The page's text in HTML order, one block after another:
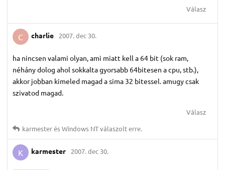
Válasz
C charlie 2007. dec 30.
ha nincsen valami olyan, ami miatt kell a 64 bit (sok ram,
néhány dolog ahol sokkalta gyorsabb 64bitesen a cpu, stb.),
akkor jobban kimeled magad a sima 32 bitessel. amugy csak
szivatod magad.
Válasz
karmesterésWindows NTválaszolt erre.
K karmester 2007. dec 30.